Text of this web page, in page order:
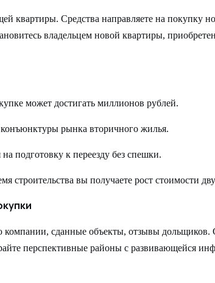
квартиры. Средства направляете на покупку
владельцем новой квартиры,
может достигать миллионов рублей.
рынка вторичного жилья.
подготовку к переезду без спешки.
строительства вы получаете рост стоимости
сданные объекты, отзывы дольщиков.
перспективные районы с развивающейся